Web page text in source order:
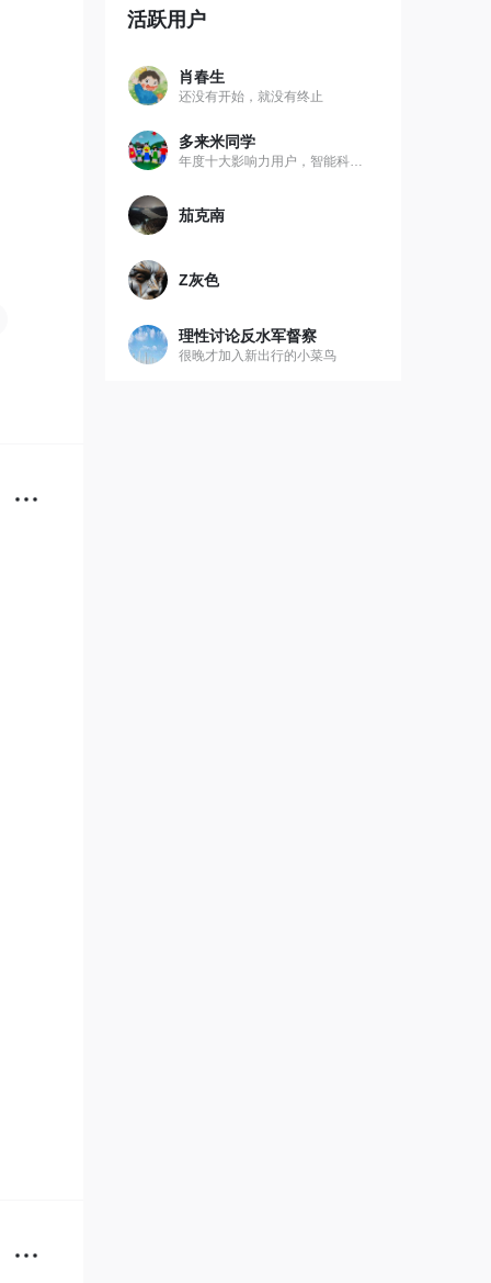
活跃用户
肖春生
还没有开始，就没有终止
多来米同学
年度十大影响力用户，智能科技小小追梦人
茄克南
Z灰色
理性讨论反水军督察
很晚才加入新出行的小菜鸟